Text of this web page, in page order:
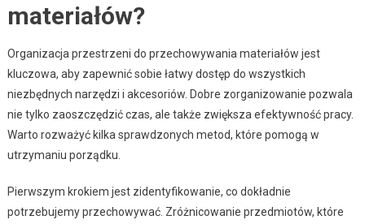
materiałów?
Organizacja przestrzeni do przechowywania materiałów jest
kluczowa, aby zapewnić sobie łatwy dostęp do wszystkich
niezbędnych narzędzi i akcesoriów. Dobre zorganizowanie pozwala
nie tylko zaoszczędzić czas, ale także zwiększa efektywność pracy.
Warto rozważyć kilka sprawdzonych metod, które pomogą w
utrzymaniu porządku.
Pierwszym krokiem jest zidentyfikowanie, co dokładnie
potrzebujemy przechowywać. Zróżnicowanie przedmiotów, które